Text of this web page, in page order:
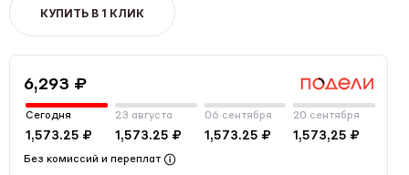
КУПИТЬ В 1 КЛИК
6,293 ₽
Сегодня
1,573.25 ₽
23 августа
1,573.25 ₽
06 сентября
1,573.25 ₽
20 сентября
1,573,25 ₽
Без комиссий и переплат